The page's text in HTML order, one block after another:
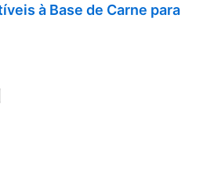
à Base de Carne para